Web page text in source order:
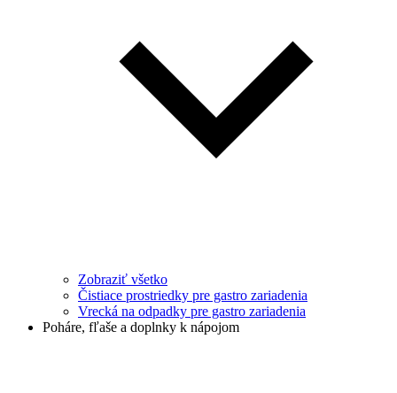
Zobraziť všetko
Čistiace prostriedky pre gastro zariadenia
Vrecká na odpadky pre gastro zariadenia
Poháre, fľaše a doplnky k nápojom